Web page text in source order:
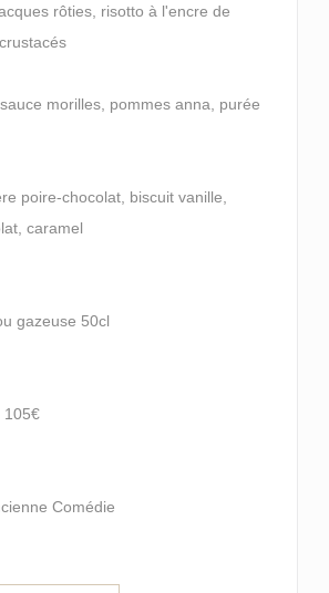
rôties, risotto à l'encre de
morilles, pommes anna, purée
poire-chocolat, biscuit vanille,
caramel
gazeuse 50cl
105€
Comédie